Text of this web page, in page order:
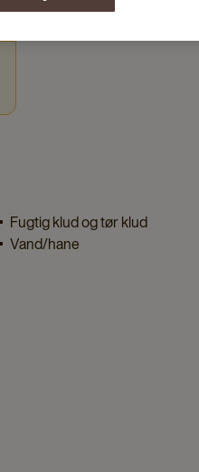
Fugtig klud og tør klud
Vand/hane